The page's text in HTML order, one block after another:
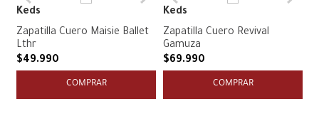
Keds
Zapatilla Cuero Maisie Ballet
Lthr
$49.990
COMPRAR
Keds
Zapatilla Cuero Revival
Gamuza
$69.990
COMPRAR